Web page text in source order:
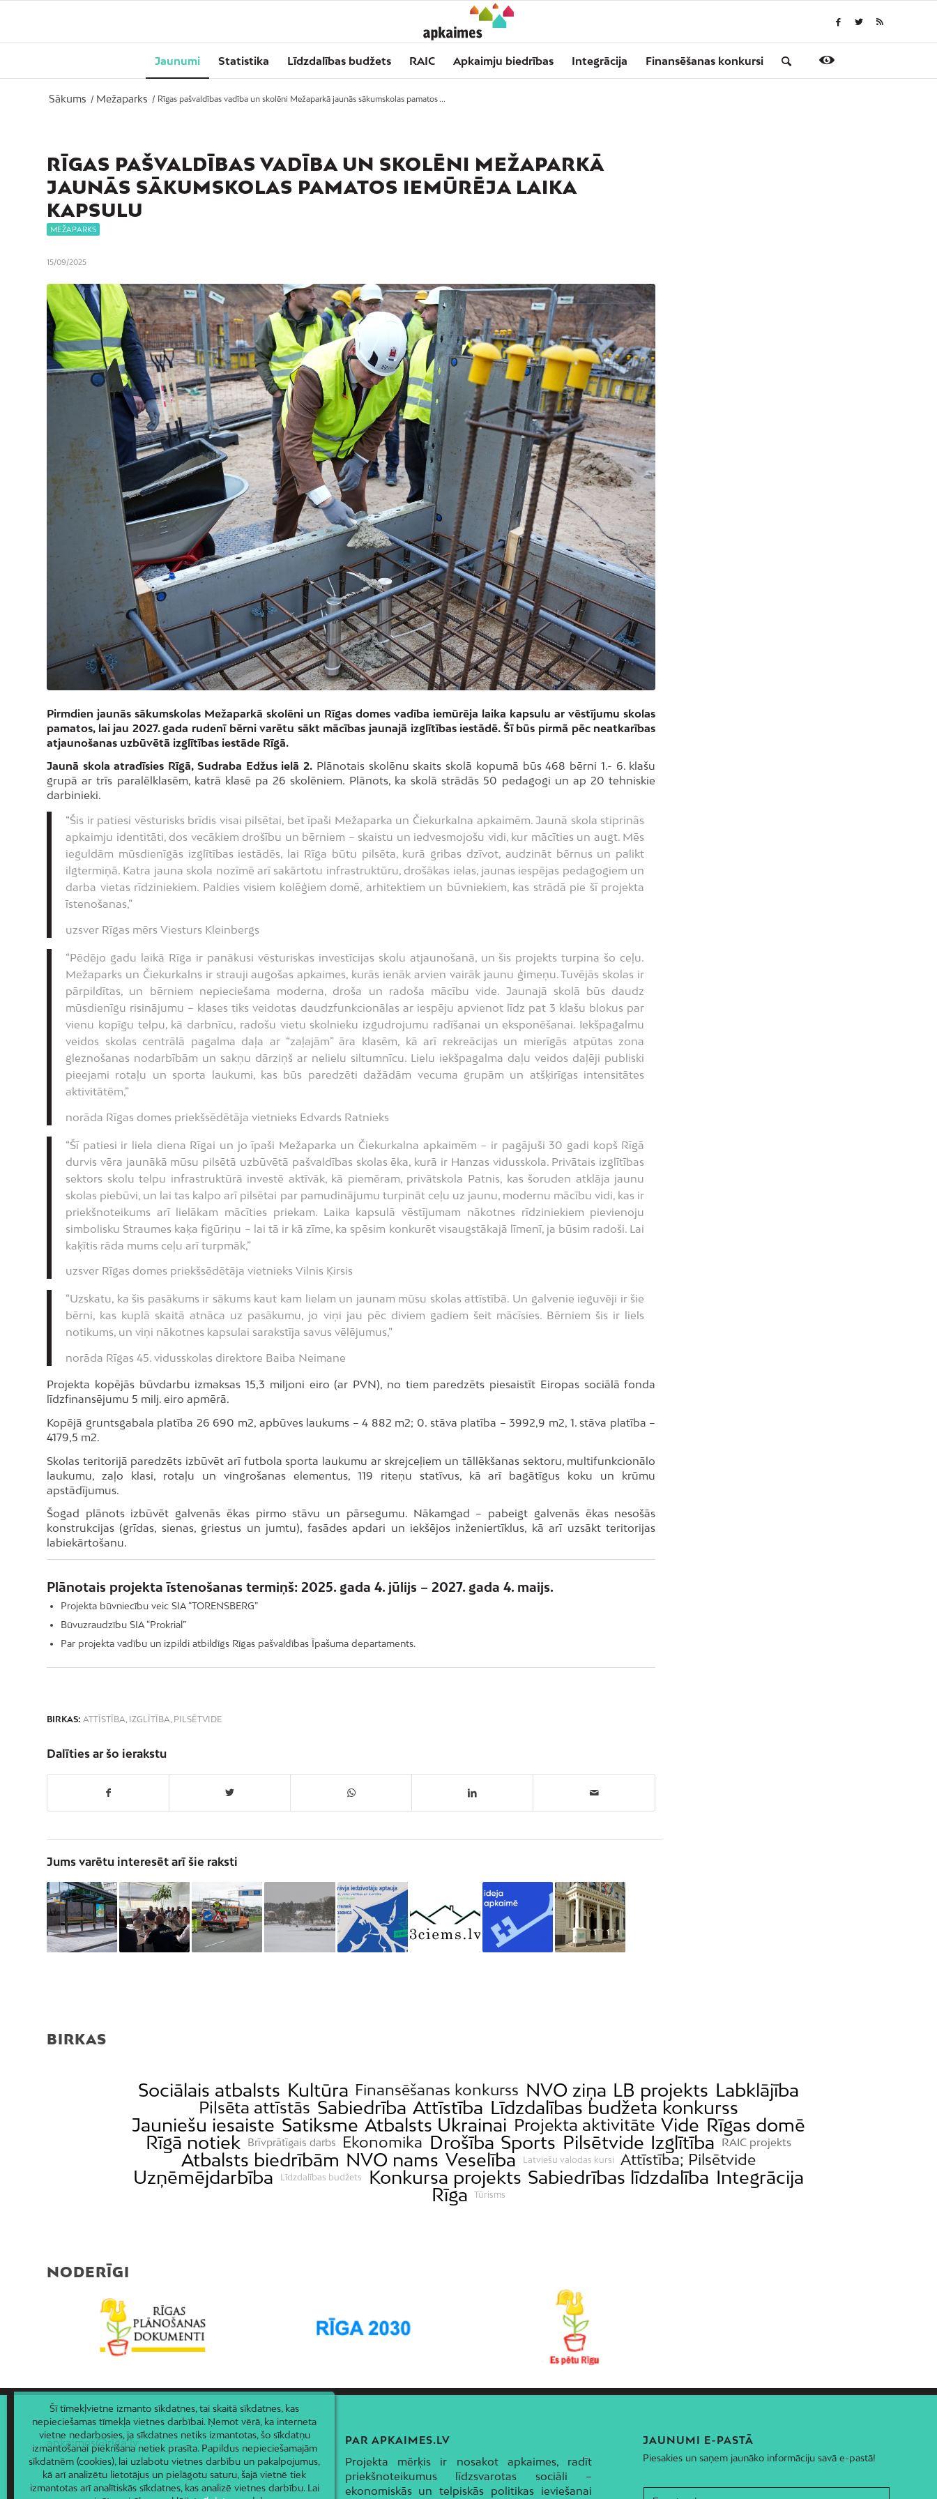
Jaunumi Statistika Līdzdalības budžets RAIC Apkaimju biedrības Integrācija Finansēšanas konkursi
Sākums / Mežaparks / Rīgas pašvaldības vadība un skolēni Mežaparkā jaunās sākumskolas pamatos ...
RĪGAS PAŠVALDĪBAS VADĪBA UN SKOLĒNI MEŽAPARKĀ
JAUNĀS SĀKUMSKOLAS PAMATOS IEMŪRĒJA LAIKA
KAPSULU
MEŽAPARKS
15/09/2025
Pirmdien jaunās sākumskolas Mežaparkā skolēni un Rīgas domes vadība iemūrēja laika kapsulu ar vēstījumu skolas
pamatos, lai jau 2027. gada rudenī bērni varētu sākt mācības jaunajā izglītības iestādē. Šī būs pirmā pēc neatkarības
atjaunošanas uzbūvētā izglītības iestāde Rīgā.
Jaunā skola atradīsies Rīgā, Sudraba Edžus ielā 2. Plānotais skolēnu skaits skolā kopumā būs 468 bērni 1.- 6. klašu
grupā ar trīs paralēlklasēm, katrā klasē pa 26 skolēniem. Plānots, ka skolā strādās 50 pedagogi un ap 20 tehniskie
darbinieki.
“Šis ir patiesi vēsturisks brīdis visai pilsētai, bet īpaši Mežaparka un Čiekurkalna apkaimēm. Jaunā skola stiprinās
apkaimju identitāti, dos vecākiem drošību un bērniem – skaistu un iedvesmojošu vidi, kur mācīties un augt. Mēs
ieguldām mūsdienīgās izglītības iestādēs, lai Rīga būtu pilsēta, kurā gribas dzīvot, audzināt bērnus un palikt
ilgtermiņā. Katra jauna skola nozīmē arī sakārtotu infrastruktūru, drošākas ielas, jaunas iespējas pedagogiem un
darba vietas rīdziniekiem. Paldies visiem kolēģiem domē, arhitektiem un būvniekiem, kas strādā pie šī projekta
īstenošanas,”
uzsver Rīgas mērs Viesturs Kleinbergs
“Pēdējo gadu laikā Rīga ir panākusi vēsturiskas investīcijas skolu atjaunošanā, un šis projekts turpina šo ceļu.
Mežaparks un Čiekurkalns ir strauji augošas apkaimes, kurās ienāk arvien vairāk jaunu ģimeņu. Tuvējās skolas ir
pārpildītas, un bērniem nepieciešama moderna, droša un radoša mācību vide. Jaunajā skolā būs daudz
mūsdienīgu risinājumu – klases tiks veidotas daudzfunkcionālas ar iespēju apvienot līdz pat 3 klašu blokus par
vienu kopīgu telpu, kā darbnīcu, radošu vietu skolnieku izgudrojumu radīšanai un eksponēšanai. Iekšpagalmu
veidos skolas centrālā pagalma daļa ar “zaļajām” āra klasēm, kā arī rekreācijas un mierīgās atpūtas zona
gleznošanas nodarbībām un sakņu dārziņš ar nelielu siltumnīcu. Lielu iekšpagalma daļu veidos daļēji publiski
pieejami rotaļu un sporta laukumi, kas būs paredzēti dažādām vecuma grupām un atšķirīgas intensitātes
aktivitātēm,”
norāda Rīgas domes priekšsēdētāja vietnieks Edvards Ratnieks
“Šī patiesi ir liela diena Rīgai un jo īpaši Mežaparka un Čiekurkalna apkaimēm – ir pagājuši 30 gadi kopš Rīgā
durvis vēra jaunākā mūsu pilsētā uzbūvētā pašvaldības skolas ēka, kurā ir Hanzas vidusskola. Privātais izglītības
sektors skolu telpu infrastruktūrā investē aktīvāk, kā piemēram, privātskola Patnis, kas šoruden atklāja jaunu
skolas piebūvi, un lai tas kalpo arī pilsētai par pamudinājumu turpināt ceļu uz jaunu, modernu mācību vidi, kas ir
priekšnoteikums arī lielākam mācīties priekam. Laika kapsulā vēstījumam nākotnes rīdziniekiem pievienoju
simbolisku Straumes kaķa figūriņu – lai tā ir kā zīme, ka spēsim konkurēt visaugstākajā līmenī, ja būsim radoši. Lai
kaķītis rāda mums ceļu arī turpmāk,”
uzsver Rīgas domes priekšsēdētāja vietnieks Vilnis Ķirsis
“Uzskatu, ka šis pasākums ir sākums kaut kam lielam un jaunam mūsu skolas attīstībā. Un galvenie ieguvēji ir šie
bērni, kas kuplā skaitā atnāca uz pasākumu, jo viņi jau pēc diviem gadiem šeit mācīsies. Bērniem šis ir liels
notikums, un viņi nākotnes kapsulai sarakstīja savus vēlējumus,”
norāda Rīgas 45. vidusskolas direktore Baiba Neimane
Projekta kopējās būvdarbu izmaksas 15,3 miljoni eiro (ar PVN), no tiem paredzēts piesaistīt Eiropas sociālā fonda
līdzfinansējumu 5 milj. eiro apmērā.
Kopējā gruntsgabala platība 26 690 m2, apbūves laukums – 4 882 m2; 0. stāva platība – 3992,9 m2, 1. stāva platība –
4179,5 m2.
Skolas teritorijā paredzēts izbūvēt arī futbola sporta laukumu ar skrejceļiem un tāllēkšanas sektoru, multifunkcionālo
laukumu, zaļo klasi, rotaļu un vingrošanas elementus, 119 riteņu statīvus, kā arī bagātīgus koku un krūmu
apstādījumus.
Šogad plānots izbūvēt galvenās ēkas pirmo stāvu un pārsegumu. Nākamgad – pabeigt galvenās ēkas nesošās
konstrukcijas (grīdas, sienas, griestus un jumtu), fasādes apdari un iekšējos inženiertīklus, kā arī uzsākt teritorijas
labiekārtošanu.
Plānotais projekta īstenošanas termiņš: 2025. gada 4. jūlijs – 2027. gada 4. maijs.
Projekta būvniecību veic SIA “TORENSBERG”
Būvuzraudzību SIA “Prokrial”
Par projekta vadību un izpildi atbildīgs Rīgas pašvaldības Īpašuma departaments.
BIRKAS: ATTĪSTĪBA, IZGLĪTĪBA, PILSĒTVIDE
Dalīties ar šo ierakstu
Jums varētu interesēt arī šie raksti
BIRKAS
Sociālais atbalsts Kultūra Finansēšanas konkurss NVO ziņa LB projekts Labklājība
Pilsēta attīstās Sabiedrība Attīstība Līdzdalības budžeta konkurss
Jauniešu iesaiste Satiksme Atbalsts Ukrainai Projekta aktivitāte Vide Rīgas domē
Rīgā notiek
Brīvprātīgais darbs Ekonomika Drošība Sports Pilsētvide Izglītība RAIC projekts
Atbalsts biedrībām NVO nams Veselība Latviešu valodas kursi Attīstība; Pilsētvide
Uzņēmējdarbība Līdzdalības budžets Konkursa projekts Sabiedrības līdzdalība Integrācija
Rīga
Tūrisms
NODERĪGI
apkaimes@riga.lv PAR APKAIMES.LV
Projekta mērķis ir nosakot apkaimes, radīt
priekšnoteikumus līdzsvarotas sociāli –
ekonomiskās un telpiskās politikas ieviešanai
JAUNUMI E-PASTĀ
Piesakies un saņem jaunāko informāciju savā e-pastā!
Šī tīmekļvietne izmanto sīkdatnes, tai skaitā sīkdatnes, kas
nepieciešamas tīmekļa vietnes darbībai. Ņemot vērā, ka interneta
vietne nedarbosies, ja sīkdatnes netiks izmantotas, šo sīkdatņu
izmantošanai piekrišana netiek prasīta. Papildus nepieciešamajām
sīkdatnēm (cookies), lai uzlabotu vietnes darbību un pakalpojumus,
kā arī analizētu lietotājus un pielāgotu saturu, šajā vietnē tiek
izmantotas arī analītiskās sīkdatnes, kas analizē vietnes darbību. Lai